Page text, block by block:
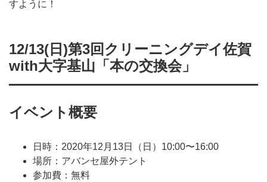
すように！
12/13(日)第3回クリーニングデイ佐賀
with大字基山「本の交換会」
イベント概要
日時：2020年12月13日（日）10:00〜16:00
場所：アバンセ屋外テント
参加費：無料